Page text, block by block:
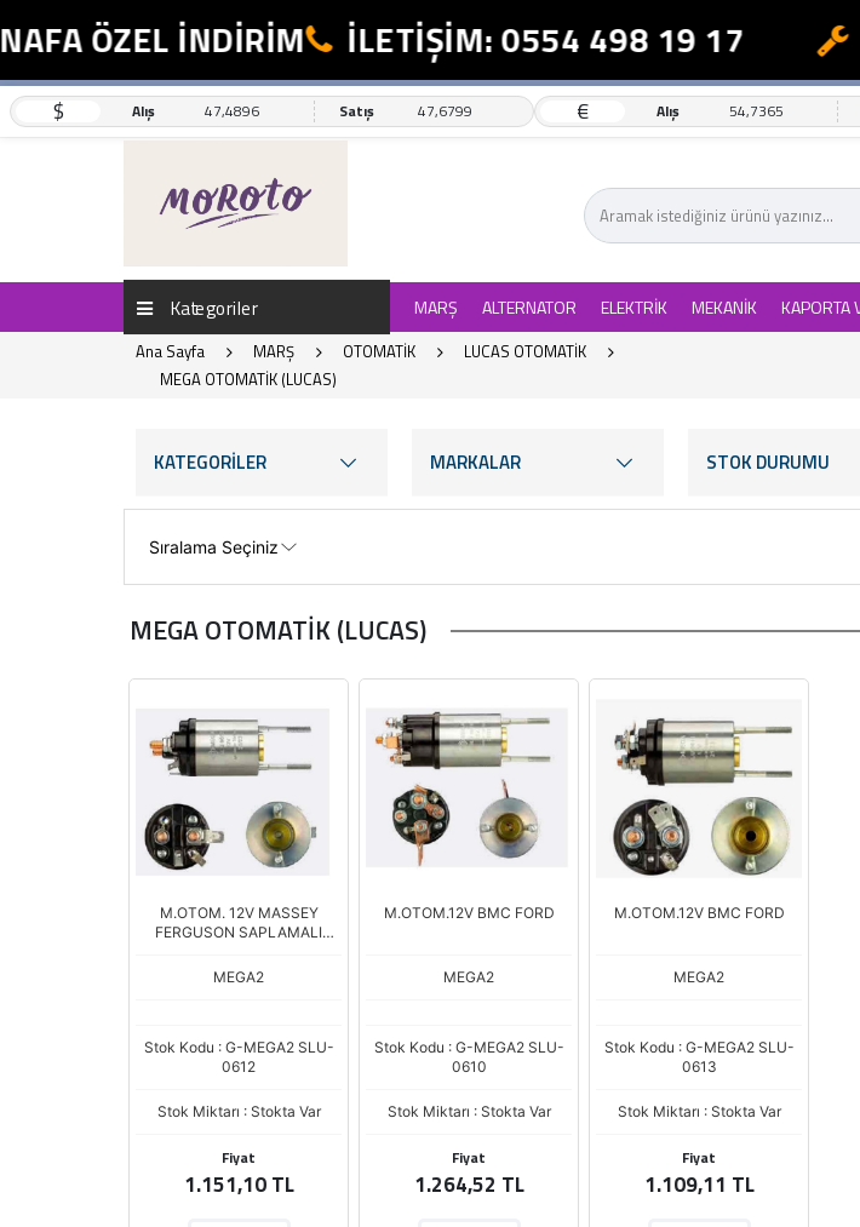
ÖZEL İNDİRİM İLETİŞİM: 0554 498 19 17
$ Alış 47,4896 Satış 47,6799 € Alış 54,7365
Kategoriler MARŞ ALTERNATOR ELEKTRİK MEKANİK KAPORTA
Ana Sayfa MARŞ OTOMATİK
LUCAS OTOMATİK
MEGA OTOMATİK (LUCAS)
KATEGORİLER MARKALAR STOK DURUMU
MEGA OTOMATİK (LUCAS)
M.OTOM. 12V MASSEY
FERGUSON SAPLAMALI
MEGA2
Stok Kodu : G-MEGA2 SLU-
0612
Stok Miktarı : Stokta Var
Fiyat
1.151,10 TL
M.OTOM.12V BMC FORD
MEGA2
Stok Kodu : G-MEGA2 SLU-
0610
Stok Miktarı : Stokta Var
Fiyat
1.264,52 TL
M.OTOM.12V BMC FORD
MEGA2
Stok Kodu : G-MEGA2 SLU-
0613
Stok Miktarı : Stokta Var
Fiyat
1.109,11 TL